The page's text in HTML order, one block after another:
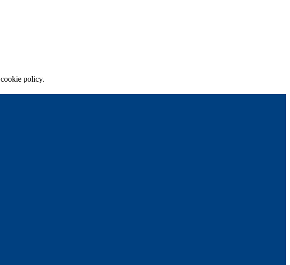
policy.